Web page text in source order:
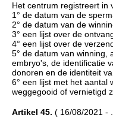
Het centrum registreert in
1° de datum van de
2° de datum van de
3° een lijst over de
4° een lijst over de
5° de datum van winning,
embryo's, de identificatie
donoren en de identiteit
6° een lijst met het aantal
weggegooid of vernietigd
Artikel 45. ( 16/08/2021 -